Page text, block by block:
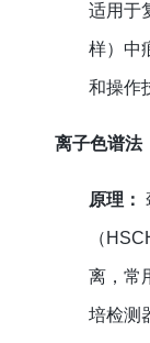
适用于
样）中
和操作
离子色谱法
原理：
（
离，常
培检测